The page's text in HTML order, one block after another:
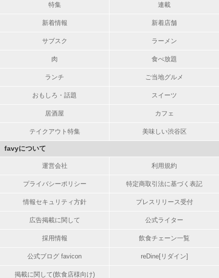
特集 連載
新着情報 新着店舗
サブスク ラーメン
肉 食べ放題
ランチ ご当地グルメ
おもしろ・話題 スイーツ
居酒屋 カフェ
テイクアウト特集 美味しい渋谷区
favyについて
運営会社 利用規約
プライバシーポリシー 特定商取引法に基づく表記
情報セキュリティ方針 プレスリリース受付
広告掲載に関して 公式ライター
採用情報 飲食チェーン一覧
公式ブログ favicon reDine[リダイン]
掲載に関して(飲食店様向け)